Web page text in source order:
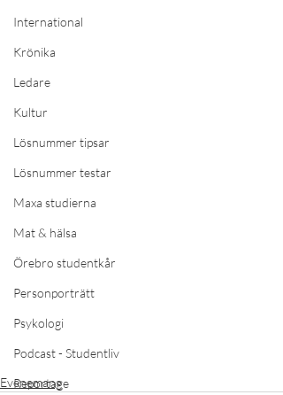
International
Krönika
Ledare
Kultur
Lösnummer tipsar
Lösnummer testar
Maxa studierna
Mat & hälsa
Örebro studentkår
Personporträtt
Psykologi
Podcast - Studentliv
Reportage
Evenemang